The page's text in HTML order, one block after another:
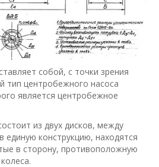
собой, с точки зрения
тип центробежного насоса
является центробежное
из двух дисков, между
единую конструкцию, находятся
в сторону, противоположную